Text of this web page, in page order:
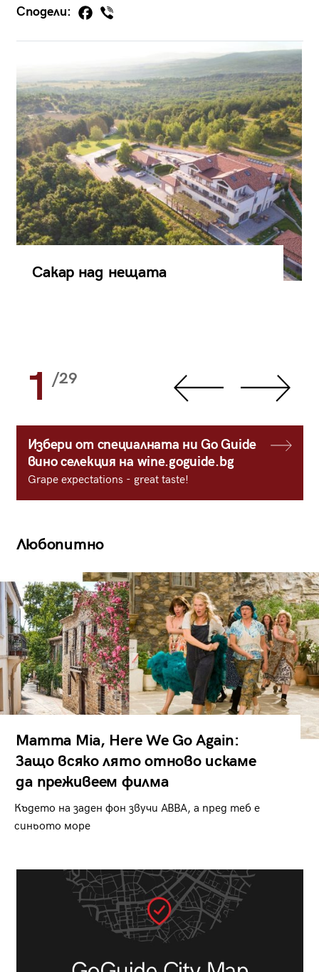
Сподели:
Сакар над нещата
1 /29
Избери от специалната ни Go Guide
вино селекция на wine.goguide.bg
Grape expectations - great taste!
Любопитно
Mamma Mia, Here We Go Again:
Защо всяко лято отново искаме
да преживеем филма
Където на заден фон звучи ABBA, а пред теб е
синьото море